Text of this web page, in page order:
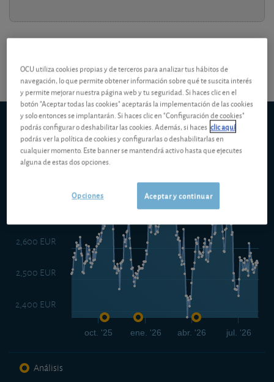
5d 1m 6m ytd 1y 5y 10y
ene. '26 jul. '26
oct. '25 abr. '26
Iren(Milán)
2,400 EUR
2,500 EUR
2,600 EUR
Análisis
OCU utiliza cookies propias y de terceros para analizar tus hábitos de
navegación, lo que permite obtener información sobre qué te suscita interés
y permite mejorar nuestra página web y tu seguridad. Si haces clic en el
botón "Aceptar todas las cookies" aceptarás la implementación de las cookies
y solo entonces se implantarán. Si haces clic en "Configuración de cookies"
podrás configurar o deshabilitar las cookies. Además, si haces clic aquí
podrás ver la política de cookies y configurarlas o deshabilitarlas en
cualquier momento. Este banner se mantendrá activo hasta que ejecutes
alguna de estas dos opciones.
Aceptar y continuar
Opciones